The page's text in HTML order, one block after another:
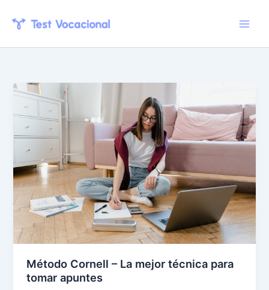
Método Cornell – La mejor técnica para
tomar apuntes